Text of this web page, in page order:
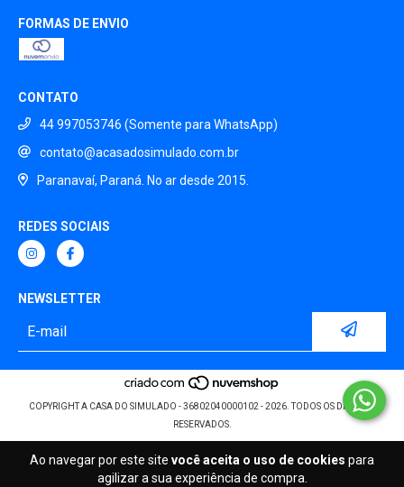
Ao navegar por este site você aceita o uso de cookies para
agilizar a sua experiência de compra.
FORMAS DE ENVIO
CONTATO
44 997053746 (Somente para WhatsApp)
contato@acasadosimulado.com.br
Paranavaí, Paraná. No ar desde 2015.
REDES SOCIAIS
NEWSLETTER
COPYRIGHT A CASA DO SIMULADO - 36802040000102 - 2026. TODOS OS DIREITOS
RESERVADOS.